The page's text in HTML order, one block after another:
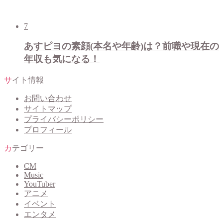
7
あすピヨの素顔(本名や年齢)は？前職や現在の
年収も気になる！
サイト情報
お問い合わせ
サイトマップ
プライバシーポリシー
プロフィール
カテゴリー
CM
Music
YouTuber
アニメ
イベント
エンタメ